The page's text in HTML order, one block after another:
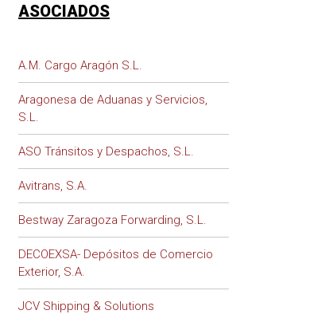
ASOCIADOS
A.M. Cargo Aragón S.L.
Aragonesa de Aduanas y Servicios,
S.L.
ASO Tránsitos y Despachos, S.L.
Avitrans, S.A.
Bestway Zaragoza Forwarding, S.L.
DECOEXSA- Depósitos de Comercio
Exterior, S.A.
JCV Shipping & Solutions